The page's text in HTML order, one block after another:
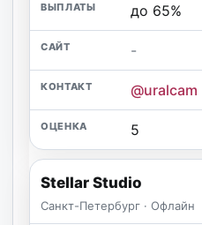
до 65%
-
@uralcam
5
Stellar Studio
Санкт-Петербург · Офлайн